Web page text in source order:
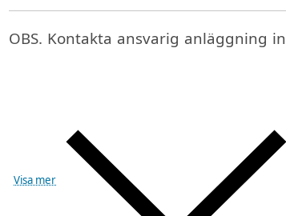
OBS. Kontakta ansvarig anläggning
Visa mer